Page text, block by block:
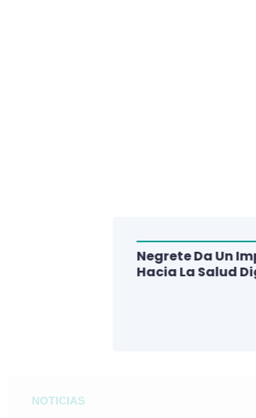
NOTICIAS
Negrete Da Un
Hacia La Salud